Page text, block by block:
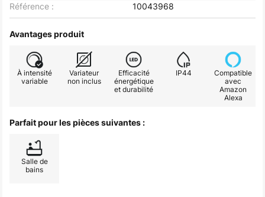
Référence :
10043968
Avantages produit
À intensité
variable
Variateur
non inclus
Efficacité
énergétique
et durabilité
IP44
Compatible
avec
Amazon
Alexa
Parfait pour les pièces suivantes :
Salle de
bains